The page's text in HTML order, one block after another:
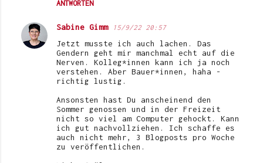
ANTWORTEN
Sabine Gimm 15/9/22 20:57
Jetzt musste ich auch lachen. Das
Gendern geht mir manchmal echt auf die
Nerven. Kolleg*innen kann ich ja noch
verstehen. Aber Bauer*innen, haha -
richtig lustig.
Ansonsten hast Du anscheinend den
Sommer genossen und in der Freizeit
nicht so viel am Computer gehockt. Kann
ich gut nachvollziehen. Ich schaffe es
auch nicht mehr, 3 Blogposts pro Woche
zu veröffentlichen.